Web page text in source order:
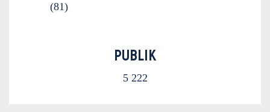
(81)
PUBLIK
5 222